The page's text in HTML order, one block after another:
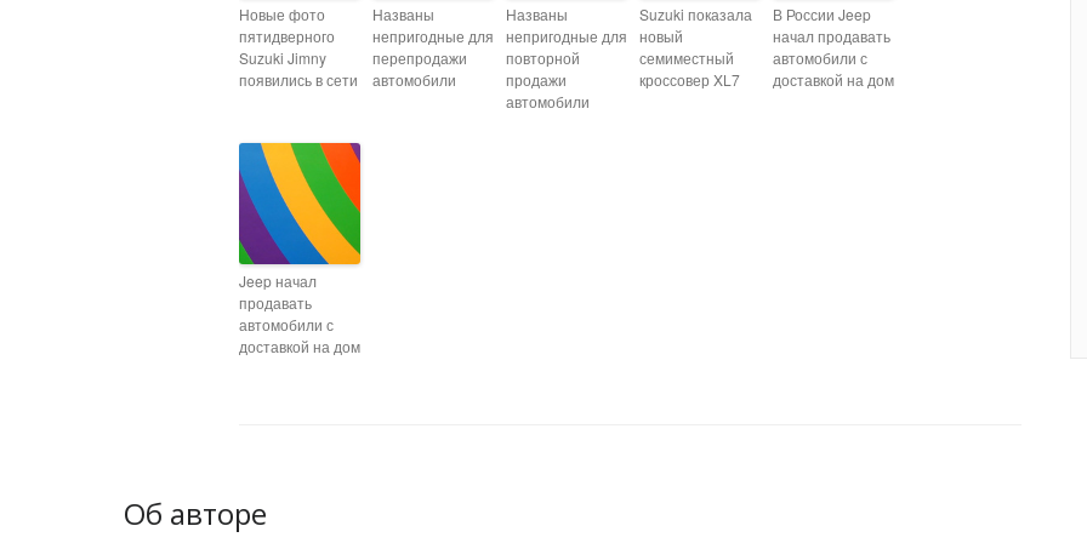
Новые фото
пятидверного
Suzuki Jimny
появились в сети
Названы
непригодные для
перепродажи
автомобили
Названы
непригодные для
повторной
продажи
автомобили
Suzuki показала
новый
семиместный
кроссовер XL7
В России Jeep
начал продавать
автомобили с
доставкой на дом
Jeep начал
продавать
автомобили с
доставкой на дом
Об авторе